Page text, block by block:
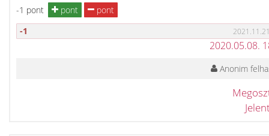
-1 pont pont
pont
-1
2020.05.08.
Anonim